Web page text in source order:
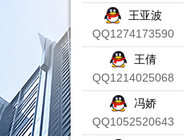
王亚波
QQ1274173590
王倩
QQ1214025068
冯娇
QQ1052520643